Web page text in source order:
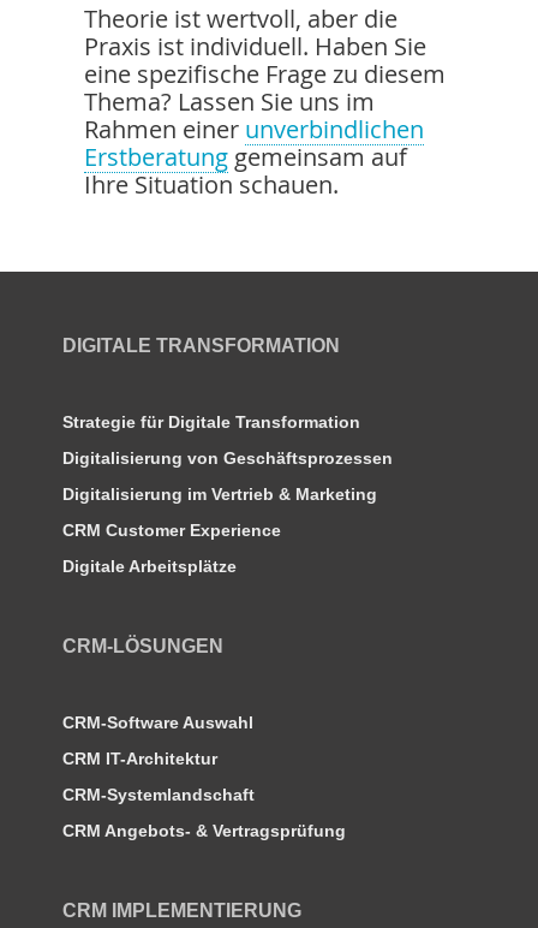
Theorie ist wertvoll, aber die
Praxis ist individuell. Haben Sie
eine spezifische Frage zu diesem
Thema? Lassen Sie uns im
Rahmen einer unverbindlichen
Erstberatung gemeinsam auf
Ihre Situation schauen.
DIGITALE TRANSFORMATION
Strategie für Digitale Transformation
Digitalisierung von Geschäftsprozessen
Digitalisierung im Vertrieb & Marketing
CRM Customer Experience
Digitale Arbeitsplätze
CRM-LÖSUNGEN
CRM-Software Auswahl
CRM IT-Architektur
CRM-Systemlandschaft
CRM Angebots- & Vertragsprüfung
CRM IMPLEMENTIERUNG